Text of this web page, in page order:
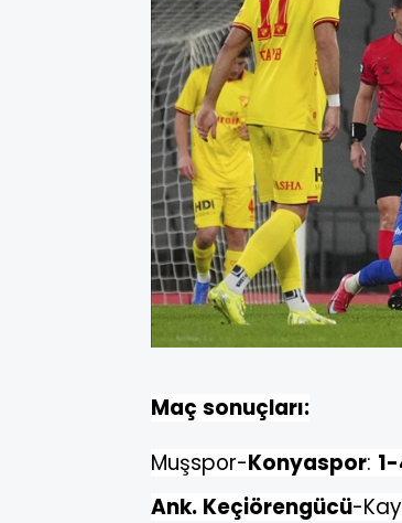
Maç sonuçları:
Muşspor-Konyaspor:
Ank. Keçiörengücü-